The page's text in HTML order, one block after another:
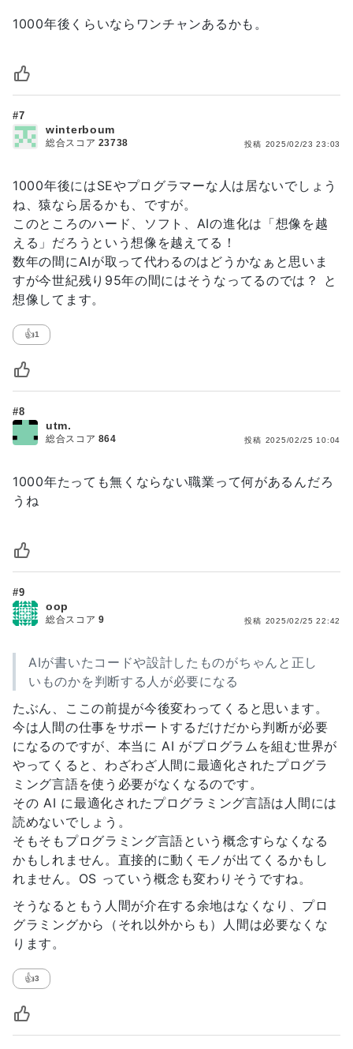
1000年後くらいならワンチャンあるかも。
#7
winterboum
総合スコア 23738 投稿 2025/02/23 23:03
1000年後にはSEやプログラマーな人は居ないでしょう
ね、猿なら居るかも、ですが。
このところのハード、ソフト、AIの進化は「想像を越
える」だろうという想像を越えてる！
数年の間にAIが取って代わるのはどうかなぁと思いま
すが今世紀残り95年の間にはそうなってるのでは？ と
想像してます。
👍1
#8
utm.
総合スコア 864 投稿 2025/02/25 10:04
1000年たっても無くならない職業って何があるんだろ
うね
#9
oop
総合スコア 9 投稿 2025/02/25 22:42
AIが書いたコードや設計したものがちゃんと正し
いものかを判断する人が必要になる
たぶん、ここの前提が今後変わってくると思います。
今は人間の仕事をサポートするだけだから判断が必要
になるのですが、本当に AI がプログラムを組む世界が
やってくると、わざわざ人間に最適化されたプログラ
ミング言語を使う必要がなくなるのです。
その AI に最適化されたプログラミング言語は人間には
読めないでしょう。
そもそもプログラミング言語という概念すらなくなる
かもしれません。直接的に動くモノが出てくるかもし
れません。OS っていう概念も変わりそうですね。
そうなるともう人間が介在する余地はなくなり、プロ
グラミングから（それ以外からも）人間は必要なくな
ります。
👍3